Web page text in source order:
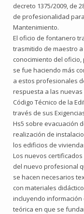
decreto 1375/2009, de
de profesionalidad
Mantenimiento.
El oficio de fontanero
trasmitido de maestro
conocimiento del
se fue haciendo más
a estos profesionales
respuesta a las
Código Técnico de la
través de sus
Hs5 sobre evacuación
realización de
los edificios de
Los nuevos
del nuevo profesional
se hacen necesarios
con materiales
incluyendo
teórica en que se